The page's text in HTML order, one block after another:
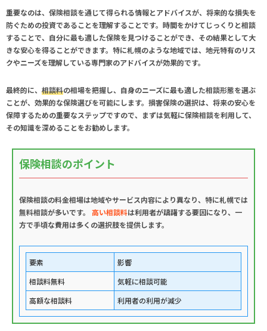
重要なのは、 保険相談を通じて得られる情報とアドバイスが、将来的な損失を
防ぐための投資であることを理解することです。時間をかけてじっくりと相談
することで、自分に最も適した保険を見つけることができ、その結果として大
きな安心を得ることができます。特に札幌のような地域では、地元特有のリス
クやニーズを理解している専門家のアドバイスが効果的です。
最終的に、 相談料の相場を把握し、自身のニーズに最も適した相談形態を選ぶ
ことが、効果的な保険選びを可能にします。損害保険の選択は、将来の安心を
保障するための重要なステップですので、まずは気軽に保険相談を利用して、
その知識を深めることをお勧めします。
保険相談のポイント
保険相談の料金相場は地域やサービス内容により異なり、特に札幌では
無料相談が多いです。 高い相談料は利用者が躊躇する要因になり、一
方で手頃な費用は多くの選択肢を提供します。
要素
影響
相談料無料
気軽に相談可能
高額な相談料
利用者の利用が減少